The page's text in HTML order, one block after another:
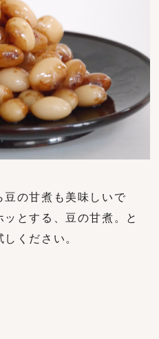
豆の甘煮も美味しいで
とする、豆の甘煮。と
ください。